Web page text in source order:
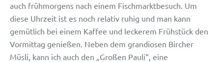
auch frühmorgens nach einem Fischmarktbesuch. Um
diese Uhrzeit ist es noch relativ ruhig und man kann
gemütlich bei einem Kaffee und leckerem Frühstück den
Vormittag genießen. Neben dem grandiosen Bircher
Müsli, kann ich auch den „Großen Pauli“, eine